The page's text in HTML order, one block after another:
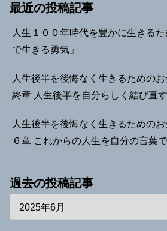
最近の投稿記事
人生１００年時代を豊かに生きる
で生きる勇気」
人生後半を後悔なく生きるための
終章 人生後半を自分らしく結び直す
人生後半を後悔なく生きるための
６章 これからの人生を自分の言葉で
過去の投稿記事